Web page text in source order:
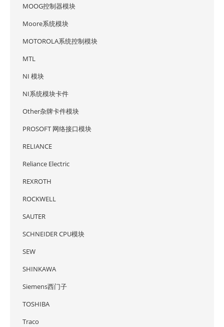
MOOG控制器模块
Moore系统模块
MOTOROLA系统控制模块
MTL
NI 模块
NI系统模块卡件
Other杂牌卡件模块
PROSOFT 网络接口模块
RELIANCE
Reliance Electric
REXROTH
ROCKWELL
SAUTER
SCHNEIDER CPU模块
SEW
SHINKAWA
Siemens西门子
TOSHIBA
Traco